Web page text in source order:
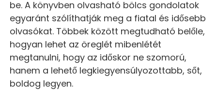
be. A könyvben olvasható bölcs gondolatok
egyaránt szólíthatják meg a fiatal és idősebb
olvasókat. Többek között megtudható belőle,
hogyan lehet az öreglét mibenlétét
megtanulni, hogy az időskor ne szomorú,
hanem a lehető legkiegyensúlyozottabb, sőt,
boldog legyen.